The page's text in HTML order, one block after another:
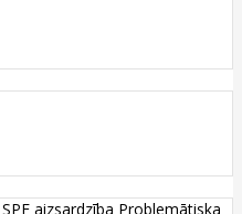
SPF aizsardzība Problemātiska